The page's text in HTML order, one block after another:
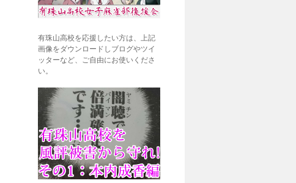
有珠山高校を応援したい方は、上記
画像をダウンロードしブログやツイ
ッターなど、ご自由にお使いくださ
い。